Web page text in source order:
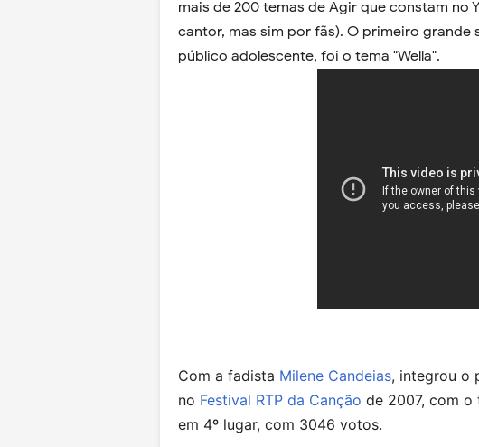
mais de 200 temas de Agir que constam no
cantor, mas sim por fãs). O primeiro grande
público adolescente, foi o tema "Wella".
Com a fadista Milene Candeias, integrou o
no Festival RTP da Canção de 2007, com o
em 4º lugar, com 3046 votos.